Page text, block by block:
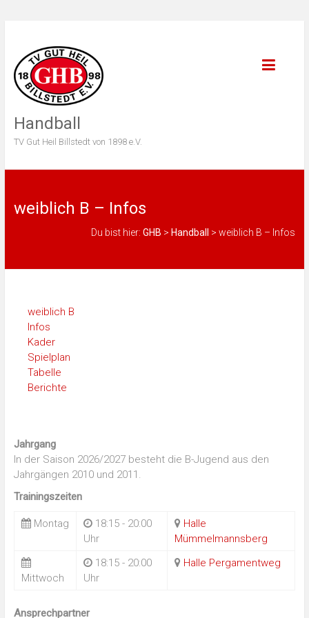
Handball
TV Gut Heil Billstedt von 1898 e.V.
weiblich B – Infos
Du bist hier: GHB > Handball >weiblich B – Infos
weiblich B
Infos
Kader
Spielplan
Tabelle
Berichte
Jahrgang
In der Saison 2026/2027 besteht die B-Jugend aus den
Jahrgängen 2010 und 2011.
Trainingszeiten
Montag
18:15 - 20:00
Uhr
Halle
Mümmelmannsberg
Mittwoch
18:15 - 20:00
Uhr
Halle Pergamentweg
Ansprechpartner